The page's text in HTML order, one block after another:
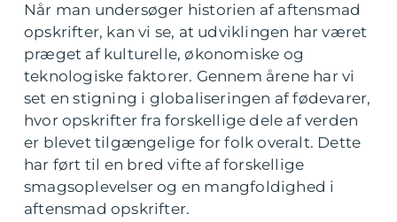
Når man undersøger historien af aftensmad
opskrifter, kan vi se, at udviklingen har været
præget af kulturelle, økonomiske og
teknologiske faktorer. Gennem årene har vi
set en stigning i globaliseringen af fødevarer,
hvor opskrifter fra forskellige dele af verden
er blevet tilgængelige for folk overalt. Dette
har ført til en bred vifte af forskellige
smagsoplevelser og en mangfoldighed i
aftensmad opskrifter.